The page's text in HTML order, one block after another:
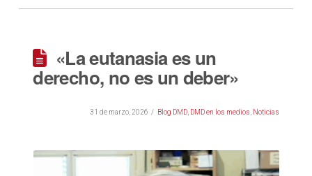
«La eutanasia es un
derecho, no es un deber»
31 de marzo, 2026 Blog DMD, DMD en los medios Noticias